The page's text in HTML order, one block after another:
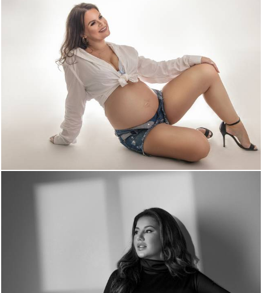
14